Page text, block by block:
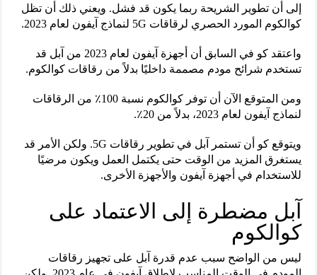
إلى أن تطوير الشريحة ربما يكون قد فشل. ويعني ذلك أن تظل
كوالكوم المورد الحصري لرقاقات 5G لنماذج آيفون لعام 2023.
واعتقد كو في السابق أن أجهزة آيفون لعام 2023 من آبل قد
تستخدم شرائح مودم مصممة داخليًا بدلاً من رقاقات كوالكوم.
ومن المتوقع الآن أن توفر كوالكوم نسبة 100٪ من الرقاقات
لنماذج آيفون لعام 2023، بدلاً من 20٪.
ويتوقع كو أن تستمر آبل في تطوير رقاقات 5G. ولكن الأمر قد
يستغرق المزيد من الوقت حتى يكتمل العمل ويكون مرضيًا
للاستخدام في أجهزة آيفون والأجهزة الأخرى.
آبل مضطرة إلى الاعتماد على
كوالكوم
ليس من الواضح سبب عدم قدرة آبل على تجهيز رقاقات